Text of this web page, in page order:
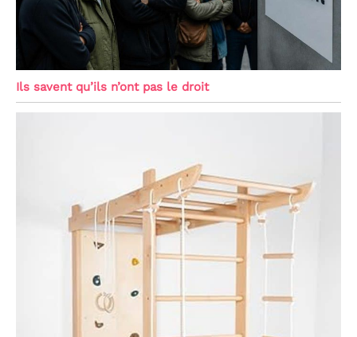
Ils savent qu’ils n’ont pas le droit